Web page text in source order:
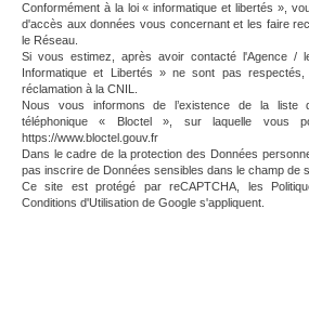
Conformément à la loi « informatique et libertés »,
d'accès aux données vous concernant et les faire
le Réseau.
Si vous estimez, après avoir contacté l'Agence /
Informatique et Libertés » ne sont pas
réclamation à la CNIL.
Nous vous informons de l’existence de la liste
téléphonique « Bloctel », sur laquelle vous
https://www.bloctel.gouv.fr
Dans le cadre de la protection des Données
pas inscrire de Données sensibles dans le champ de
Ce site est protégé par reCAPTCHA, les
Conditions d'Utilisation de Google s'appliquent.